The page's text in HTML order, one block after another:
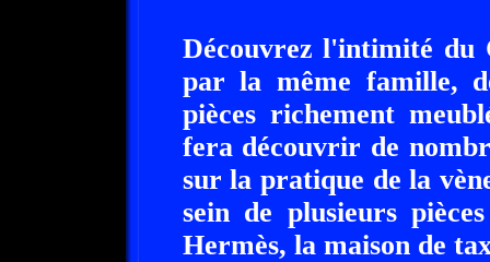
Découvrez l'intimité du
par la même famille,
pièces richement
fera découvrir de
sur la pratique de la
sein de plusieurs
Hermès, la maison de